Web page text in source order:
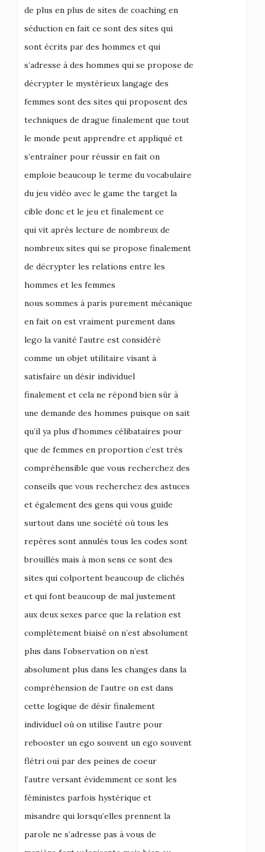
de plus en plus de sites de coaching en
séduction en fait ce sont des sites qui
sont écrits par des hommes et qui
s’adresse à des hommes qui se propose de
décrypter le mystérieux langage des
femmes sont des sites qui proposent des
techniques de drague finalement que tout
le monde peut apprendre et appliqué et
s’entraîner pour réussir en fait on
emploie beaucoup le terme du vocabulaire
du jeu vidéo avec le game the target la
cible donc et le jeu et finalement ce
qui vit après lecture de nombreux de
nombreux sites qui se propose finalement
de décrypter les relations entre les
hommes et les femmes
nous sommes à paris purement mécanique
en fait on est vraiment purement dans
lego la vanité l’autre est considéré
comme un objet utilitaire visant à
satisfaire un désir individuel
finalement et cela ne répond bien sûr à
une demande des hommes puisque on sait
qu’il ya plus d’hommes célibataires pour
que de femmes en proportion c’est très
compréhensible que vous recherchez des
conseils que vous recherchez des astuces
et également des gens qui vous guide
surtout dans une société où tous les
repères sont annulés tous les codes sont
brouillés mais à mon sens ce sont des
sites qui colportent beaucoup de clichés
et qui font beaucoup de mal justement
aux deux sexes parce que la relation est
complètement biaisé on n’est absolument
plus dans l’observation on n’est
absolument plus dans les changes dans la
compréhension de l’autre on est dans
cette logique de désir finalement
individuel où on utilise l’autre pour
rebooster un ego souvent un ego souvent
flétri oui par des peines de coeur
l’autre versant évidemment ce sont les
féministes parfois hystérique et
misandre qui lorsqu’elles prennent la
parole ne s’adresse pas à vous de